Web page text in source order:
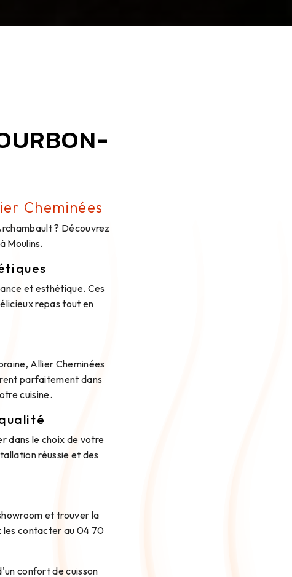
Cheminées
? Découvrez
Moulins.
et esthétique. Ces
repas tout en
Allier Cheminées
parfaitement dans
cuisine.
dans le choix de votre
réussie et des
et trouver la
les contacter au 04 70
confort de cuisson